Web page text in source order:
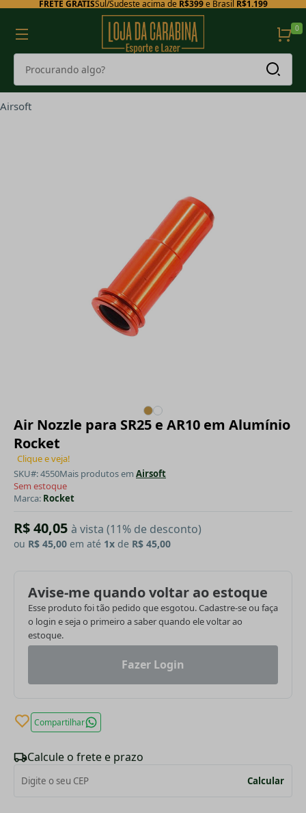
FRETE GRÁTISSul/Sudeste acima de R$399e Brasil R$1.199
0
Airsoft
Air Nozzle para SR25 e AR10 em Alumínio
Rocket
Clique e veja!
SKU#: 4550Mais produtos em Airsoft
Sem estoque
Marca: Rocket
R$ 40,05 à vista (11% de desconto)
ou R$ 45,00 em até 1x de R$ 45,00
Avise-me quando voltar ao estoque
Esse produto foi tão pedido que esgotou. Cadastre-se ou faça
o login e seja o primeiro a saber quando ele voltar ao
estoque.
Fazer Login
Compartilhar
Calcule o frete e prazo
Calcular